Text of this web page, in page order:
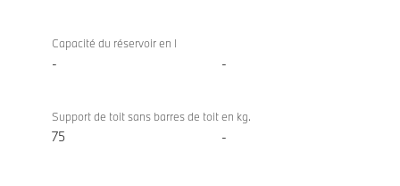
Capacité du réservoir en l
- -
Support de toit sans barres de toit en kg.
75 -